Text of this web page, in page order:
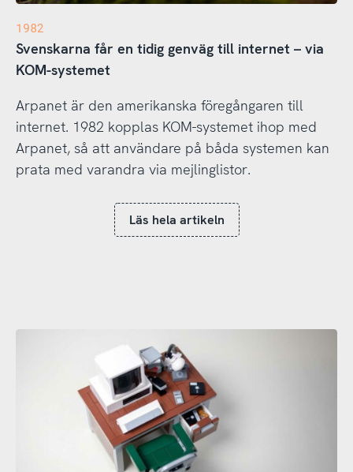
1982
Svenskarna får en tidig genväg till internet – via
KOM-systemet
Arpanet är den amerikanska föregångaren till
internet. 1982 kopplas KOM-systemet ihop med
Arpanet, så att användare på båda systemen kan
prata med varandra via mejlinglistor.
Läs hela artikeln